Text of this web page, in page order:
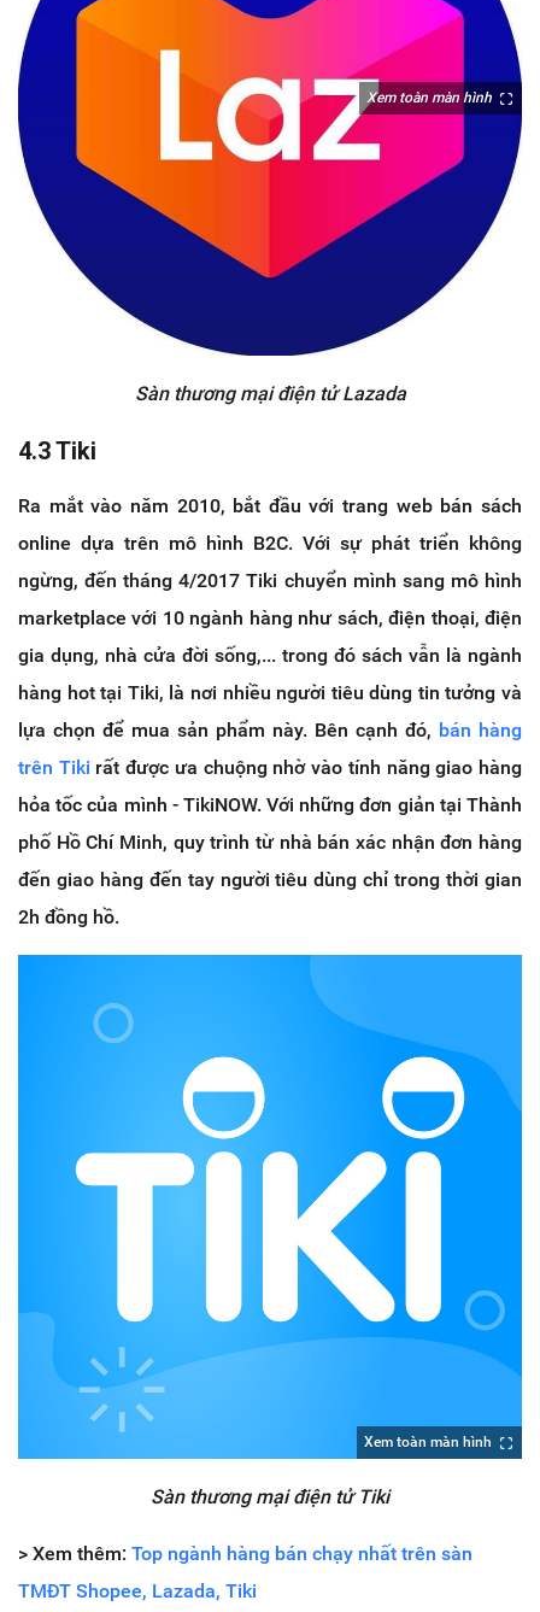
Xem toàn màn hình
Sàn thương mại điện tử Lazada
4.3 Tiki
Ra mắt vào năm 2010, bắt đầu với trang web bán sách
online dựa trên mô hình B2C. Với sự phát triển không
ngừng, đến tháng 4/2017 Tiki chuyển mình sang mô hình
marketplace với 10 ngành hàng như sách, điện thoại, điện
gia dụng, nhà cửa đời sống,... trong đó sách vẫn là ngành
hàng hot tại Tiki, là nơi nhiều người tiêu dùng tin tưởng và
lựa chọn để mua sản phẩm này. Bên cạnh đó, bán hàng
trên Tiki rất được ưa chuộng nhờ vào tính năng giao hàng
hỏa tốc của mình - TikiNOW. Với những đơn giản tại Thành
phố Hồ Chí Minh, quy trình từ nhà bán xác nhận đơn hàng
đến giao hàng đến tay người tiêu dùng chỉ trong thời gian
2h đồng hồ.
Xem toàn màn hình
Sàn thương mại điện tử Tiki
> Xem thêm: Top ngành hàng bán chạy nhất trên sàn
TMĐT Shopee, Lazada, Tiki